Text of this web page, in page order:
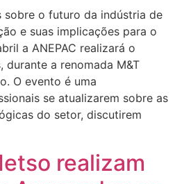
sobre o futuro da indústria de
e suas implicações para o
a ANEPAC realizará o
durante a renomada M&T
O evento é uma
se atualizarem sobre as
do setor, discutirem
realizam